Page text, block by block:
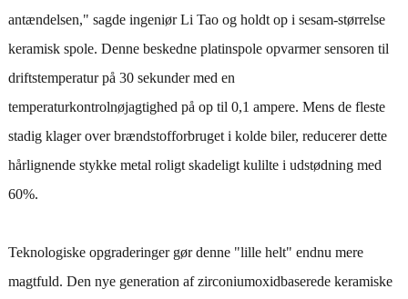
antændelsen," sagde ingeniør Li Tao og holdt op i sesam-størrelse
keramisk spole. Denne beskedne platinspole opvarmer sensoren til
driftstemperatur på 30 sekunder med en
temperaturkontrolnøjagtighed på op til 0,1 ampere. Mens de fleste
stadig klager over brændstofforbruget i kolde biler, reducerer dette
hårlignende stykke metal roligt skadeligt kulilte i udstødning med
60%.
Teknologiske opgraderinger gør denne "lille helt" endnu mere
magtfuld. Den nye generation af zirconiumoxidbaserede keramiske